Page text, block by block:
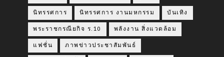
นิทรรศการ นิทรรศการ งานมหกรรม บันเทิง
พระราชกรณียกิจ ร.10 พลังงาน สิ่งแวดล้อม
แฟชั่น ภาพข่าวประชาสัมพันธ์